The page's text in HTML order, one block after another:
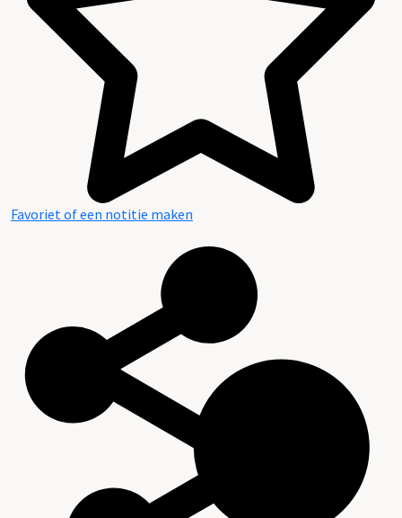
Favoriet of een notitie maken